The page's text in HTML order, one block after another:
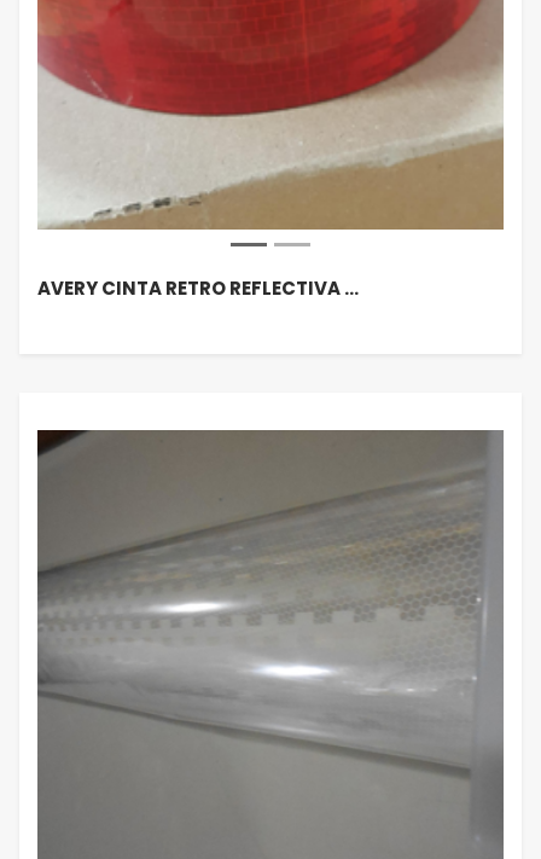
AVERY CINTA RETRO REFLECTIVA …